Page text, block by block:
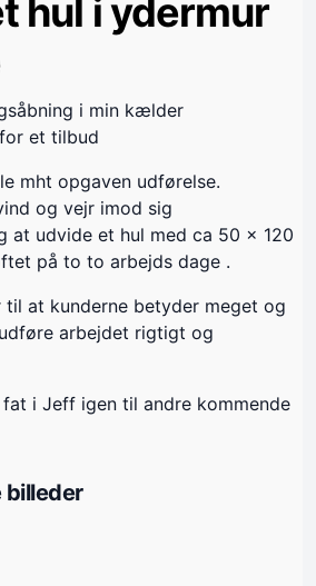
hul i ydermur
i min kælder
et tilbud
mht opgaven udførelse.
og vejr imod sig
at udvide et hul med ca 50 x 120
på to to arbejds dage .
til at kunderne betyder meget og
arbejdet rigtigt og
i Jeff igen til andre kommende
billeder